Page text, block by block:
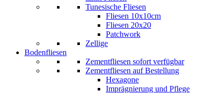
Tunesische Fliesen
Fliesen 10x10cm
Fliesen 20x20
Patchwork
Zellige
Bodenfliesen
Zementfliesen sofort verfügbar
Zementfliesen auf Bestellung
Hexagone
Imprägnierung und Pflege